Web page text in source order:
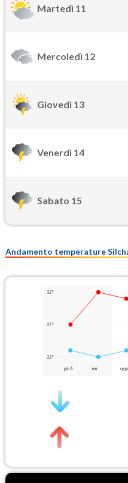
Martedì 11
Mercoledì 12
Giovedì 13
Venerdì 14
Sabato 15
Andamento temperature
32°
27°
22°
gio 6 ieri oggi